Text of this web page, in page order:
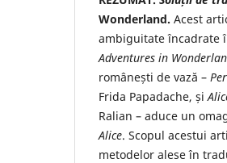
Wonderland. Acest
ambiguitate încadrate
Adventures in
românești de vază –
Frida Papadache, și
Ralian – aduce un
Alice. Scopul acestui
metodelor alese în